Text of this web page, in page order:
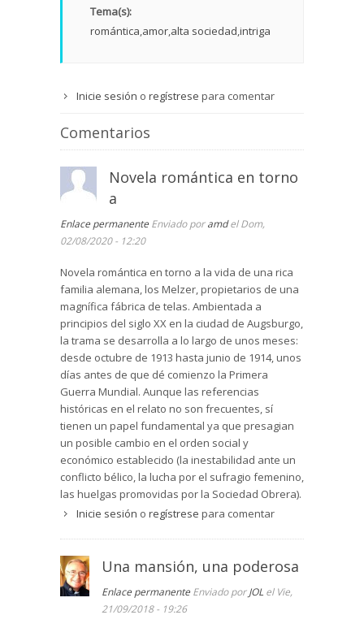
Tema(s):
romántica amor alta sociedad intriga
Inicie sesión o regístrese para comentar
Comentarios
Novela romántica en torno
a
Enlace permanente Enviado poramdel Dom,
02/08/2020 - 12:20
Novela romántica en torno a la vida de una rica
familia alemana, los Melzer, propietarios de una
magnífica fábrica de telas. Ambientada a
principios del siglo XX en la ciudad de Augsburgo,
la trama se desarrolla a lo largo de unos meses:
desde octubre de 1913 hasta junio de 1914, unos
días antes de que dé comienzo la Primera
Guerra Mundial. Aunque las referencias
históricas en el relato no son frecuentes, sí
tienen un papel fundamental ya que presagian
un posible cambio en el orden social y
económico establecido (la inestabilidad ante un
conflicto bélico, la lucha por el sufragio femenino,
las huelgas promovidas por la Sociedad Obrera).
Todo ello, unido a las diferentes subtramas de
despliegue en una trilogía sobre la familia
protagonista, que se completa con las novelas
“Las hijas de la villa de las telas” y “El legado de
la villa de las telas”.
Inicie sesión o regístrese para comentar
Una mansión, una poderosa
Enlace permanente Enviado porJOL el Vie,
21/09/2018 - 19:26